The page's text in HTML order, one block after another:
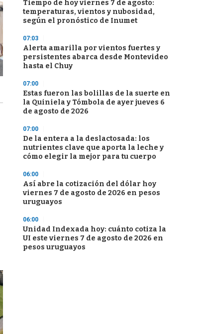
Tiempo de hoy viernes 7 de agosto:
temperaturas, vientos y nubosidad,
según el pronóstico de Inumet
07:03
Alerta amarilla por vientos fuertes y
persistentes abarca desde Montevideo
hasta el Chuy
07:00
Estas fueron las bolillas de la suerte en
la Quiniela y Tómbola de ayer jueves 6
de agosto de 2026
07:00
De la entera a la deslactosada: los
nutrientes clave que aporta la leche y
cómo elegir la mejor para tu cuerpo
06:00
Así abre la cotización del dólar hoy
viernes 7 de agosto de 2026 en pesos
uruguayos
06:00
Unidad Indexada hoy: cuánto cotiza la
UI este viernes 7 de agosto de 2026 en
pesos uruguayos